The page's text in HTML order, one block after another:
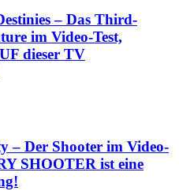
– Das Third-
im Video-Test,
dieser TV
– Der Shooter im Video-
SHOOTER ist eine